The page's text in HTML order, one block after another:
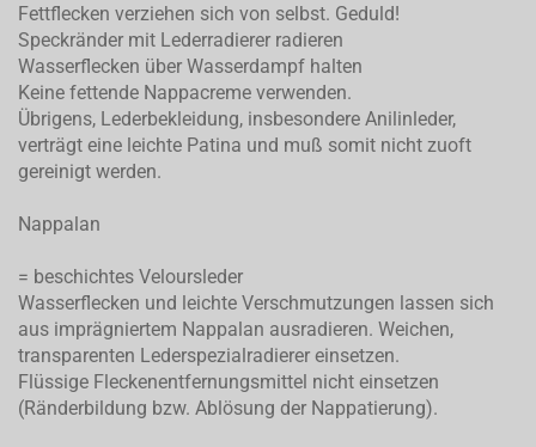
Fettflecken verziehen sich von selbst. Geduld!
Speckränder mit Lederradierer radieren
Wasserflecken über Wasserdampf halten
Keine fettende Nappacreme verwenden.
Übrigens, Lederbekleidung, insbesondere Anilinleder,
verträgt eine leichte Patina und muß somit nicht zuoft
gereinigt werden.
Nappalan
= beschichtes Veloursleder
Wasserflecken und leichte Verschmutzungen lassen sich
aus imprägniertem Nappalan ausradieren. Weichen,
transparenten Lederspezialradierer einsetzen.
Flüssige Fleckenentfernungsmittel nicht einsetzen
(Ränderbildung bzw. Ablösung der Nappatierung).